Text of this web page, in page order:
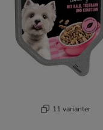
11 varianter